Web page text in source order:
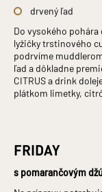
drvený ľad
Do vysokého
lyžičky trstinového
podrvíme
ľad a dôkladne
CITRUS a drink
plátkom limetky,
FRIDAY
s pomarančovým